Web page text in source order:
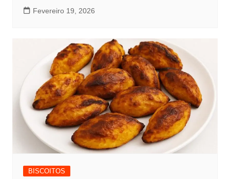
Fevereiro 19, 2026
BISCOITOS